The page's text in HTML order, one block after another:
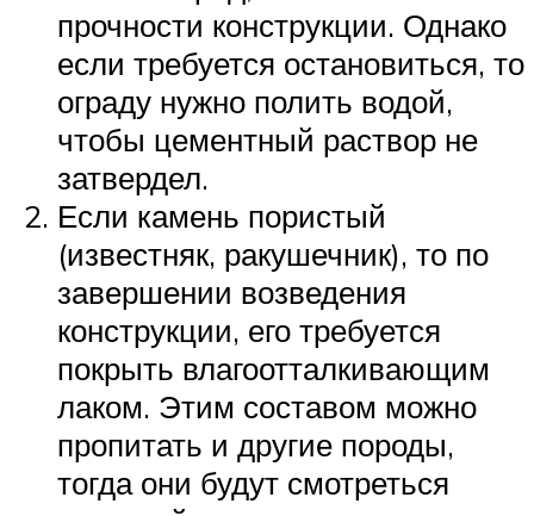
прочности конструкции. Однако
если требуется остановиться, то
ограду нужно полить водой,
чтобы цементный раствор не
затвердел.
Если камень пористый
(известняк, ракушечник), то по
завершении возведения
конструкции, его требуется
покрыть влагоотталкивающим
лаком. Этим составом можно
пропитать и другие породы,
тогда они будут смотреться